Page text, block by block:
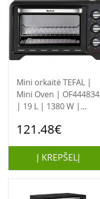
Mini orkaitė TEFAL |
Mini Oven | OF444834
| 19 L | 1380 W |
121.48€
Į KREPŠELĮ